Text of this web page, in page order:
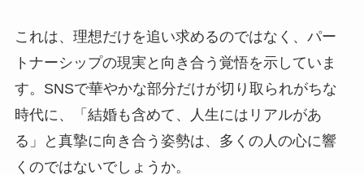
これは、理想だけを追い求めるのではなく、パー
トナーシップの現実と向き合う覚悟を示していま
す。SNSで華やかな部分だけが切り取られがちな
時代に、「結婚も含めて、人生にはリアルがあ
る」と真摯に向き合う姿勢は、多くの人の心に響
くのではないでしょうか。